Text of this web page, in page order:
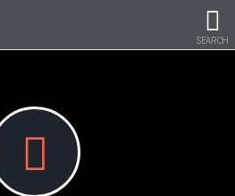
SEARCH
πάντα για το